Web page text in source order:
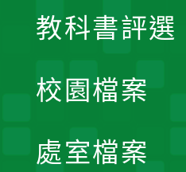
教科書評選
校園檔案
處室檔案